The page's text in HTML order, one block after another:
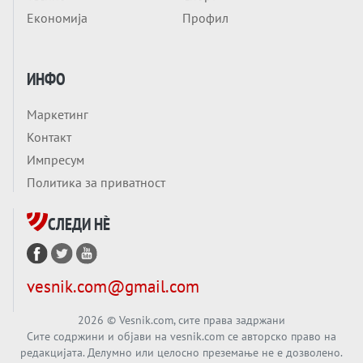
Приватни факултети - ОД ПРЕСТИЖ
НЕКОГАШ ДЕНЕС ДО ФАБРИКИ ЗА
со отпор, а Европа гледа почеток на
Вечер тема
проширување: НОВИ ЗАШТИТНИ
МЕХАНИЗМИ ЗА ИДНИТЕ ЧЛЕНКИ НА ЕУ
Вечер Анализа
Економија
Профил
ИНФО
Маркетинг
Контакт
Импресум
Политика за приватност
СЛЕДИ НÈ
vesnik.com@gmail.com
2026 © Vesnik.com, сите права задржани
Сите содржини и објави на vesnik.com се авторско право на
редакцијата. Делумно или целосно преземање не е дозволено.